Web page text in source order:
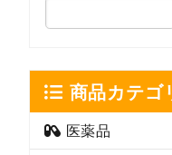
商品カテゴ
医薬品